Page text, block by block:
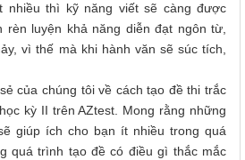
nhiều thì kỹ năng viết sẽ càng được
rèn luyện khả năng diễn đạt ngôn từ,
vì thế mà khi hành văn sẽ súc tích,
của chúng tôi về cách tạo đề thi trắc
kỳ II trên AZtest. Mong rằng những
giúp ích cho bạn ít nhiều trong quá
quá trình tạo đề có điều gì thắc mắc